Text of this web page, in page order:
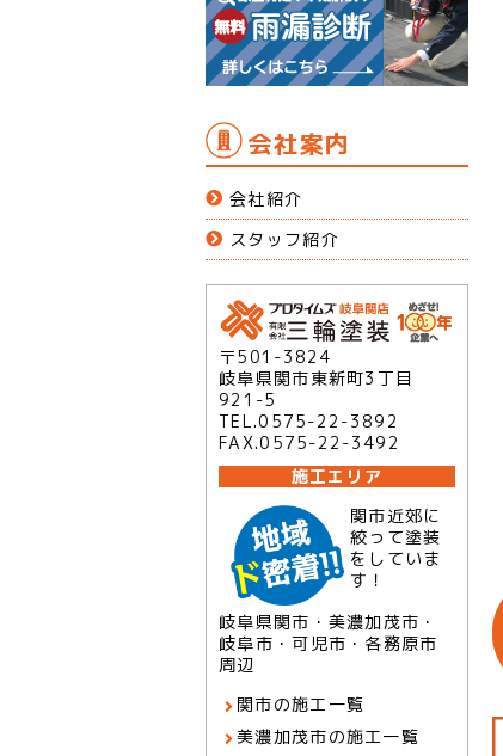
会社案内
会社紹介
スタッフ紹介
〒501-3824
岐阜県関市東新町3丁目
921-5
TEL.0575-22-3892
FAX.0575-22-3492
施工エリア
関市近郊に
絞って塗装
をしていま
す！
岐阜県関市・美濃加茂市・
岐阜市・可児市・各務原市
周辺
関市の施工一覧
美濃加茂市の施工一覧